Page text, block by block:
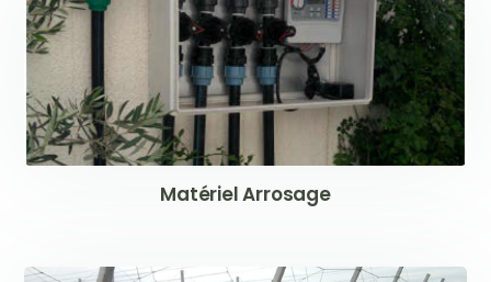
Matériel Arrosage